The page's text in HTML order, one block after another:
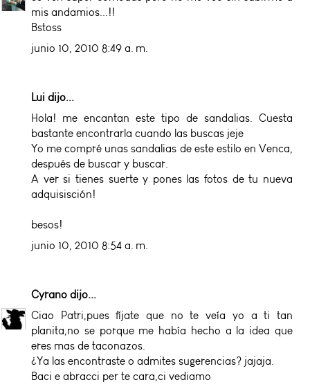
mis andamios...!!
Bstoss
junio 10, 2010 8:49 a. m.
Lui dijo...
Hola! me encantan este tipo de sandalias. Cuesta
bastante encontrarla cuando las buscas jeje
Yo me compré unas sandalias de este estilo en Venca,
después de buscar y buscar.
A ver si tienes suerte y pones las fotos de tu nueva
adquisisción!
besos!
junio 10, 2010 8:54 a. m.
Cyrano dijo...
Ciao Patri,pues fíjate que no te veía yo a ti tan
planita,no se porque me había hecho a la idea que
eres mas de taconazos.
¿Ya las encontraste o admites sugerencias? jajaja.
Baci e abracci per te cara,ci vediamo